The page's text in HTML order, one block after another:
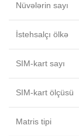
Nüvələrin sayı
İstehsalçı ölkə
SIM-kart sayı
SIM-kart ölçüsü
Matris tipi